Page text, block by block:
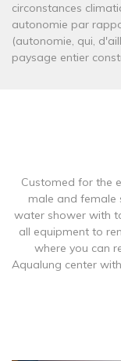
circonstances
autonomie par
(autonomie, qui,
paysage entier
Customed for the
male and female
water shower with
all equipment to
where you can
Aqualung center